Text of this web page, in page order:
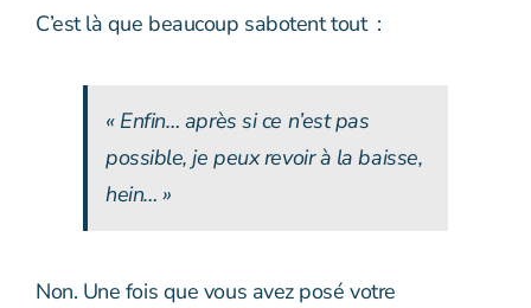
C’est là que beaucoup sabotent tout :
« Enfin… après si ce n’est pas
possible, je peux revoir à la baisse,
hein… »
Non. Une fois que vous avez posé votre